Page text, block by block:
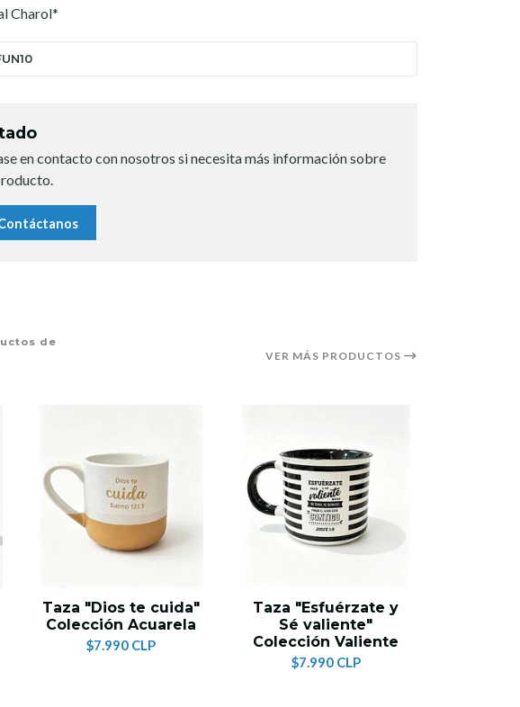
Charol*
en contacto con nosotros si necesita más información sobre
de
VER MÁS PRODUCTOS
Taza "Dios te cuida"
Colección Acuarela
$7.990 CLP
Taza "Esfuérzate y
Sé valiente"
Colección Valiente
$7.990 CLP